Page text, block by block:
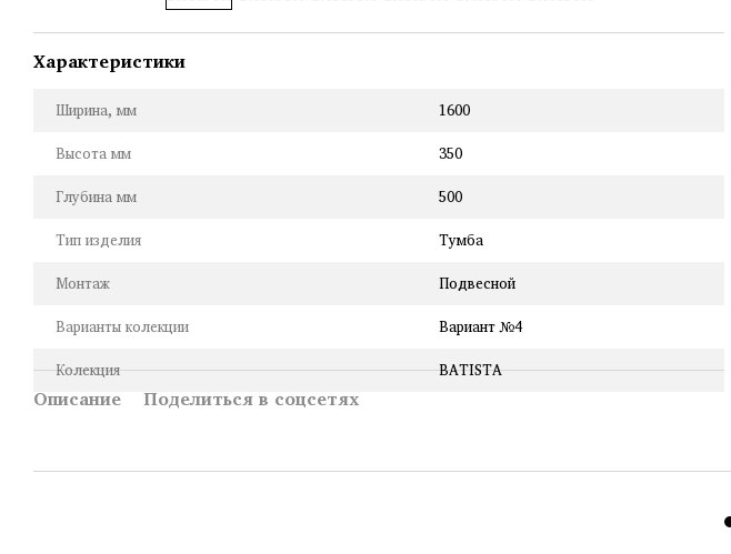
Характеристики
Ширина, мм
1600
Высота мм
350
Глубина мм
500
Тип изделия
Тумба
Монтаж
Подвесной
Варианты колекции
Вариант №4
Колекция
BATISTA
Описание Поделиться в соцсетях